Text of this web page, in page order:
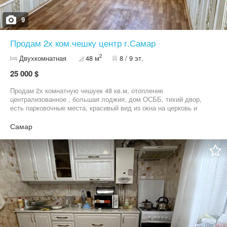
9
Продам 2х ком.чешку центр г.Самар
Двухкомнатная 48 м2 8 / 9 эт.
25 000 $
Продам 2х комнатную чешуек 48 кв.м, отопление
централизованное , большая лоджия, дом ОСББ, тихий двор,
есть парковочные места, красивый вид из окна на церковь и
лифт под кодовым замком , чужие не ездят . Цена 25000 $ торг
Самар